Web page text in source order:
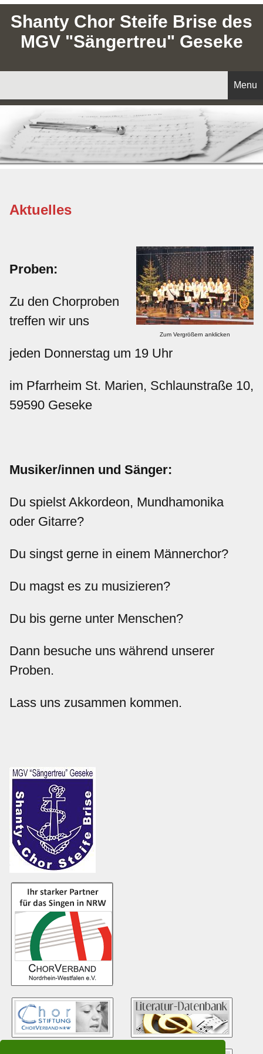
Shanty Chor Steife Brise des
MGV "Sängertreu" Geseke
Menu
Startseite
Aktuelles
Impressum
Aktuelles
Zum Vergrößern anklicken
Proben:
Zu den Chorproben
treffen wir uns
jeden Donnerstag um 19 Uhr
im Pfarrheim St. Marien, Schlaunstraße 10,
59590 Geseke
Musiker/innen und Sänger:
Du spielst Akkordeon, Mundhamonika
oder Gitarre?
Du singst gerne in einem Männerchor?
Du magst es zu musizieren?
Du bis gerne unter Menschen?
Dann besuche uns während unserer
Proben.
Lass uns zusammen kommen.